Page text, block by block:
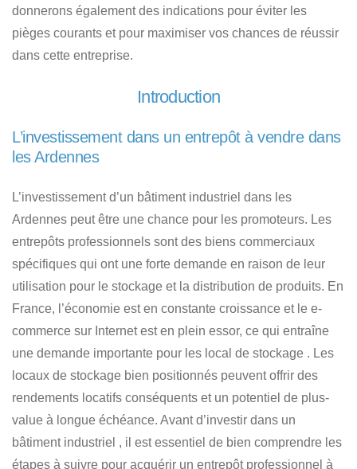
donnerons également des indications pour éviter les
pièges courants et pour maximiser vos chances de réussir
dans cette entreprise.
Introduction
L’investissement dans un entrepôt à vendre dans
les Ardennes
L’investissement d’un bâtiment industriel dans les
Ardennes peut être une chance pour les promoteurs. Les
entrepôts professionnels sont des biens commerciaux
spécifiques qui ont une forte demande en raison de leur
utilisation pour le stockage et la distribution de produits. En
France, l’économie est en constante croissance et le e-
commerce sur Internet est en plein essor, ce qui entraîne
une demande importante pour les local de stockage . Les
locaux de stockage bien positionnés peuvent offrir des
rendements locatifs conséquents et un potentiel de plus-
value à longue échéance. Avant d’investir dans un
bâtiment industriel , il est essentiel de bien comprendre les
étapes à suivre pour acquérir un entrepôt professionnel à